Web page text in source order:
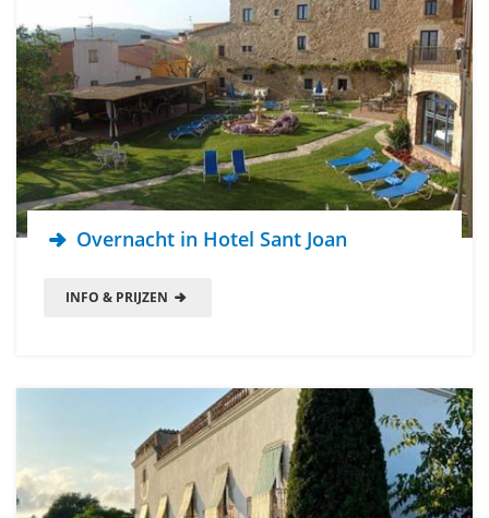
Overnacht in Hotel Sant Joan
INFO & PRIJZEN